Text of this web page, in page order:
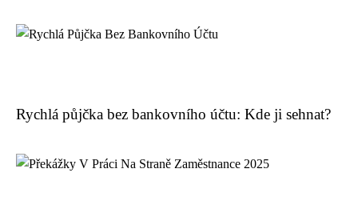
Rychlá půjčka bez bankovního účtu: Kde ji sehnat?